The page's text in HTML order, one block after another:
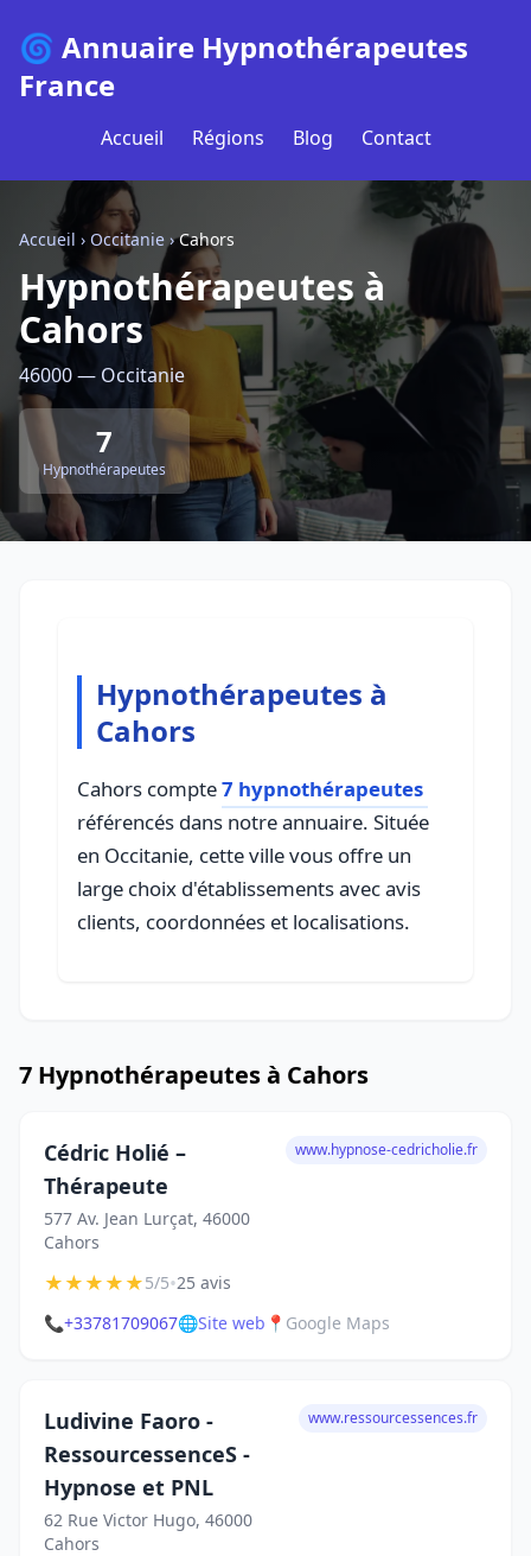
🌀 Annuaire Hypnothérapeutes
France
Accueil Régions Blog Contact
Accueil › Occitanie ›Cahors
Hypnothérapeutes à
Cahors
46000 — Occitanie
7
Hypnothérapeutes
Hypnothérapeutes à
Cahors
Cahors compte7 hypnothérapeutes
référencés dans notre annuaire. Située
en Occitanie, cette ville vous offre un
large choix d'établissements avec avis
clients, coordonnées et localisations.
7 Hypnothérapeutes à Cahors
Cédric Holié –
Thérapeute
577 Av. Jean Lurçat, 46000
Cahors
www.hypnose-cedricholie.fr
★★★★★5/5•25 avis
📞+33781709067🌐Site web 📍 Google Maps
Ludivine Faoro -
RessourcessenceS -
Hypnose et PNL
62 Rue Victor Hugo, 46000
Cahors
www.ressourcessences.fr